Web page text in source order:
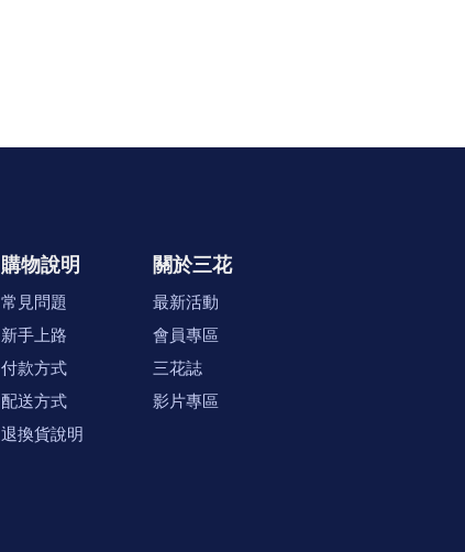
購物說明
常見問題
新手上路
付款方式
配送方式
退換貨說明
關於三花
最新活動
會員專區
三花誌
影片專區